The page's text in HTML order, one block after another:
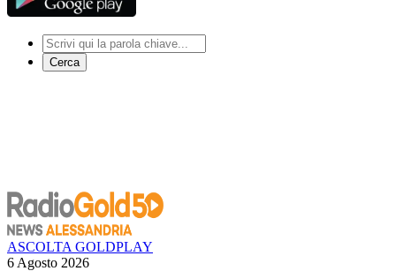
Cerca
ASCOLTA GOLDPLAY
6 Agosto 2026